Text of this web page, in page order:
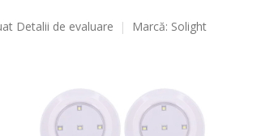
Detalii de evaluare Marcă: Solight